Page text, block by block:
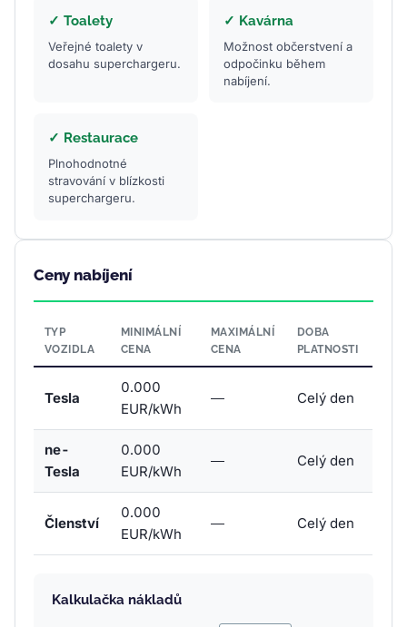
✓ Toalety
Veřejné toalety v
dosahu superchargeru.
✓ Kavárna
Možnost občerstvení a
odpočinku během
nabíjení.
✓ Restaurace
Plnohodnotné
stravování v blízkosti
superchargeru.
Ceny nabíjení
TYP
VOZIDLA
MINIMÁLNÍ
CENA
MAXIMÁLNÍ
CENA
DOBA
PLATNOSTI
Tesla
0.000
EUR/kWh
— Celý den
ne-
Tesla
0.000
EUR/kWh
— Celý den
Členství
0.000
EUR/kWh
— Celý den
Kalkulačka nákladů